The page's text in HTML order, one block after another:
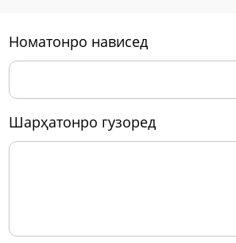
номатонро нависед
шарҳатонро гузоред